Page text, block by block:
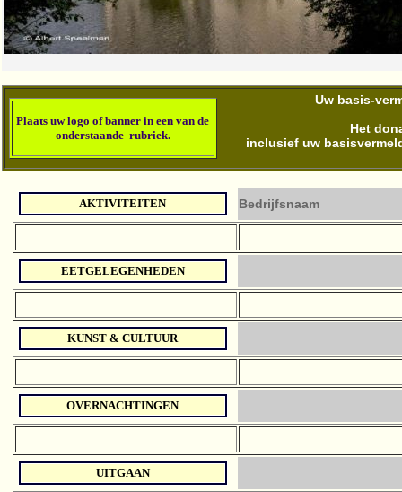
Plaats uw logo of banner in een van de
onderstaande rubriek.
Uw basis-
Het
inclusief uw
AKTIVITEITEN Bedrijfsnaam
EETGELEGENHEDEN
KUNST & CULTUUR
OVERNACHTINGEN
UITGAAN